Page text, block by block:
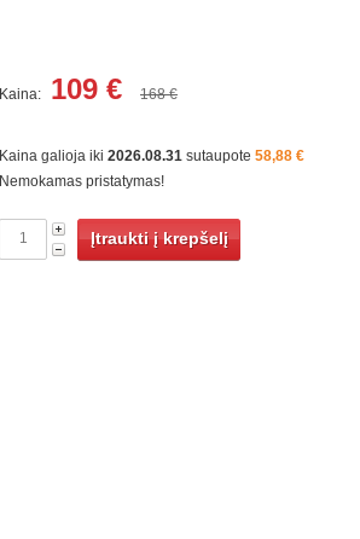
Kaina: 109 € 168 €
Kaina galioja iki 2026.08.31 sutaupote 58,88 ‎€
Nemokamas pristatymas!
Įtraukti į krepšelį